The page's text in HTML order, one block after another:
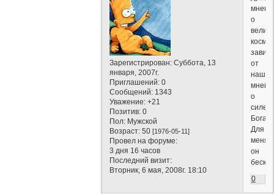
Зарегистрирован: Суббота, 13
января, 2007г.
Приглашений: 0
Сообщений: 1343
Уважение: +21
Позитив: 0
Пол: Мужской
Возраст: 50[1976-05-11]
Провел на форуме:
3 дня 16 часов
Последний визит:
Вторник, 6 мая, 2008г. 18:10
о
от
о
силе
Бога.
Для
меня
он
0